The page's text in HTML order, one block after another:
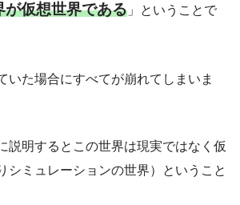
が仮想世界である 」ということで
いた場合にすべてが崩れてしまいま
説明するとこの世界は現実ではなく仮
シミュレーションの世界）ということ